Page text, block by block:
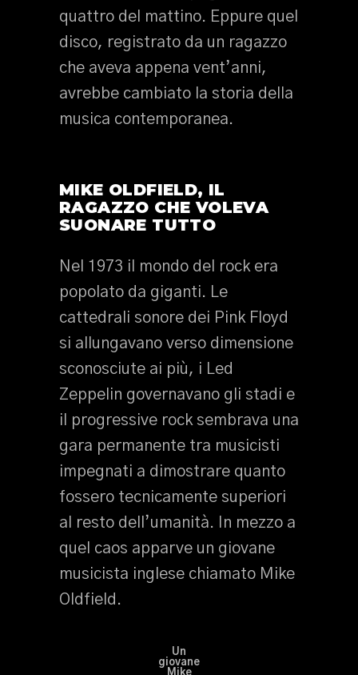
quattro del mattino. Eppure quel
disco, registrato da un ragazzo
che aveva appena vent’anni,
avrebbe cambiato la storia della
musica contemporanea.
MIKE OLDFIELD, IL
RAGAZZO CHE VOLEVA
SUONARE TUTTO
Nel 1973 il mondo del rock era
popolato da giganti. Le
cattedrali sonore dei Pink Floyd
si allungavano verso dimensione
sconosciute ai più, i Led
Zeppelin governavano gli stadi e
il progressive rock sembrava una
gara permanente tra musicisti
impegnati a dimostrare quanto
fossero tecnicamente superiori
al resto dell’umanità. In mezzo a
quel caos apparve un giovane
musicista inglese chiamato Mike
Oldfield.
Un
giovane